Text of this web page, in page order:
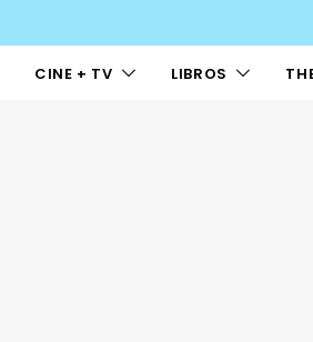
CINE + TV LIBROS